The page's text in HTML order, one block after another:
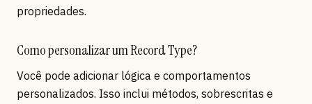
propriedades.
Como personalizar um Record Type?
Você pode adicionar lógica e comportamentos
personalizados. Isso inclui métodos, sobrescritas e